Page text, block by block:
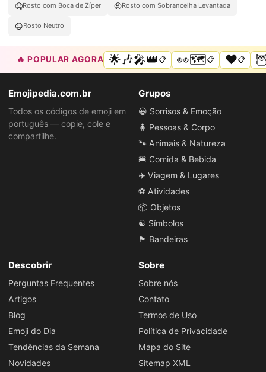
🤐Rosto com Boca de Zíper 🤨Rosto com Sobrancelha Levantada
😐Rosto Neutro
🔥 POPULAR AGORA 🌟🎶🎤👑📋 👀🗺️📋 ❤️📋
Emojipedia.com.br
Todos os códigos de emoji em
português — copie, cole e
compartilhe.
Grupos
😀 Sorrisos & Emoção
🧍 Pessoas & Corpo
🐾 Animais & Natureza
🍔 Comida & Bebida
✈️ Viagem & Lugares
⚽ Atividades
📦 Objetos
☯️ Símbolos
🏴 Bandeiras
Descobrir
Perguntas Frequentes
Artigos
Blog
Emoji do Dia
Tendências da Semana
Novidades
Sobre
Sobre nós
Contato
Termos de Uso
Política de Privacidade
Mapa do Site
Sitemap XML